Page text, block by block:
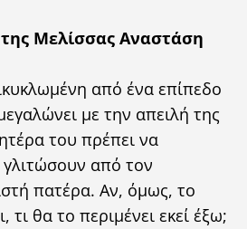
Μελίσσας Αναστάση
από ένα επίπεδο
με την απειλή της
του πρέπει να
από τον
πατέρα. Αν, όμως, το
τι θα το περιμένει εκεί έξω;